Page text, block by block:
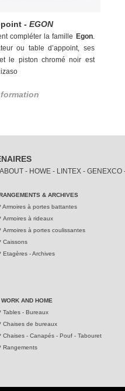
- EGON
compléter la famille Egon.
ou table d’appoint, ses
le piston chromé noir est
- HOWE - LINTEX -
& ARCHIVES
Armoires à portes battantes
Armoires à rideaux
Armoires à portes coulissantes
Caissons
Etagères - Archives
WORK AND HOME
Tables - Bureaux
Chaises de bureaux
Chaises - Canapés - Pouf - Tabouret
Rangements